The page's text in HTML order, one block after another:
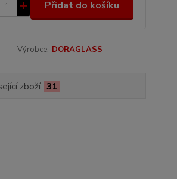
Přidat do košíku
Výrobce: DORAGLASS
zboží 31